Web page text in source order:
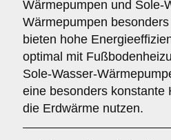
Wärmepumpen und Sole-
Wärmepumpen
bieten hohe
optimal mit
Sole-Wasser-
eine besonders konstante
die Erdwärme nutzen.